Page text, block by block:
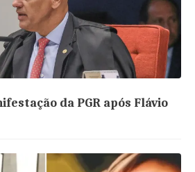
da PGR após Flávio